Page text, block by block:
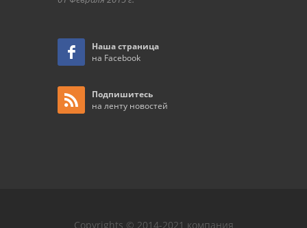
Наша страница
на Facebook
Подпишитесь
на ленту новостей
Copyrights © 2014-2021 компания